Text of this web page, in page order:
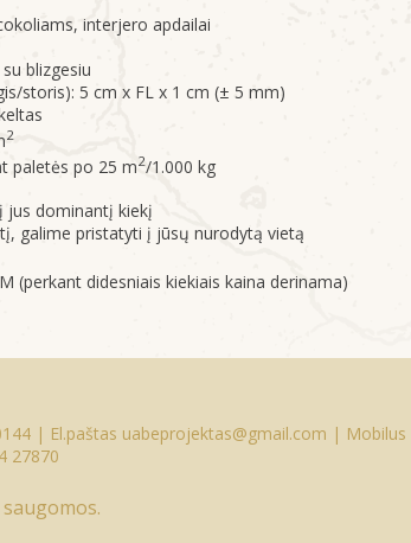
interjero apdailai
blizgesiu
storis): 5 cm x FL x 1 cm (± 5 mm)
2
paletės po 25 m2/1.000 kg
jus dominantį kiekį
galime pristatyti į jūsų nurodytą vietą
(perkant didesniais kiekiais kaina derinama)
| El.paštas uabeprojektas@gmail.com | Mobilus
27870